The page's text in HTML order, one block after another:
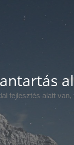
fejlesztés alatt